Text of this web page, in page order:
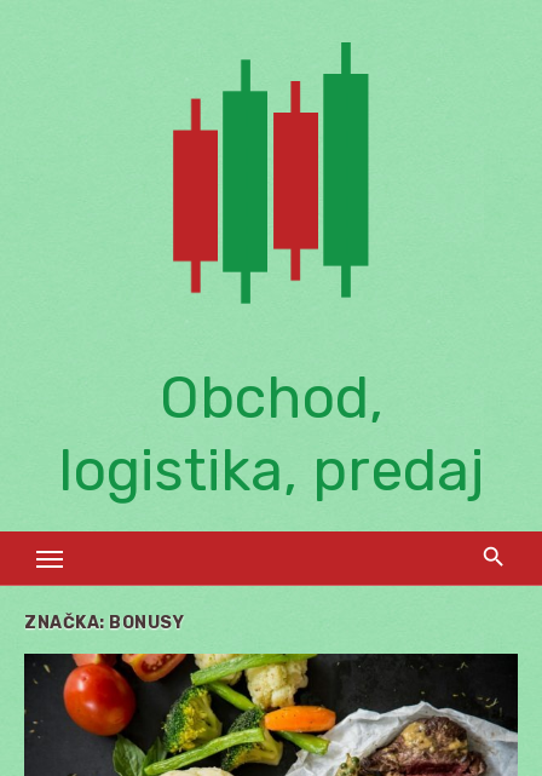
Obchod,
logistika, predaj
ZNAČKA: BONUSY